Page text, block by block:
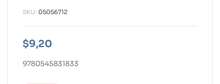
SKU: 05056712
$9,20
9780545831833